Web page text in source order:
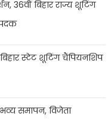
36वीं बिहार राज्य शूटिंग
बिहार स्टेट शूटिंग चैंपियनशिप
समापन, विजेता